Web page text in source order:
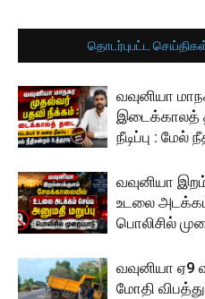
தொடர்புபட்ட
வவுனியா
இடைக்காலத்
நீடிப்பு : மேல்
வவுனியா
உடலை அடக்கம்
பொலிசில்
வவுனியா ஏ9
மோதி